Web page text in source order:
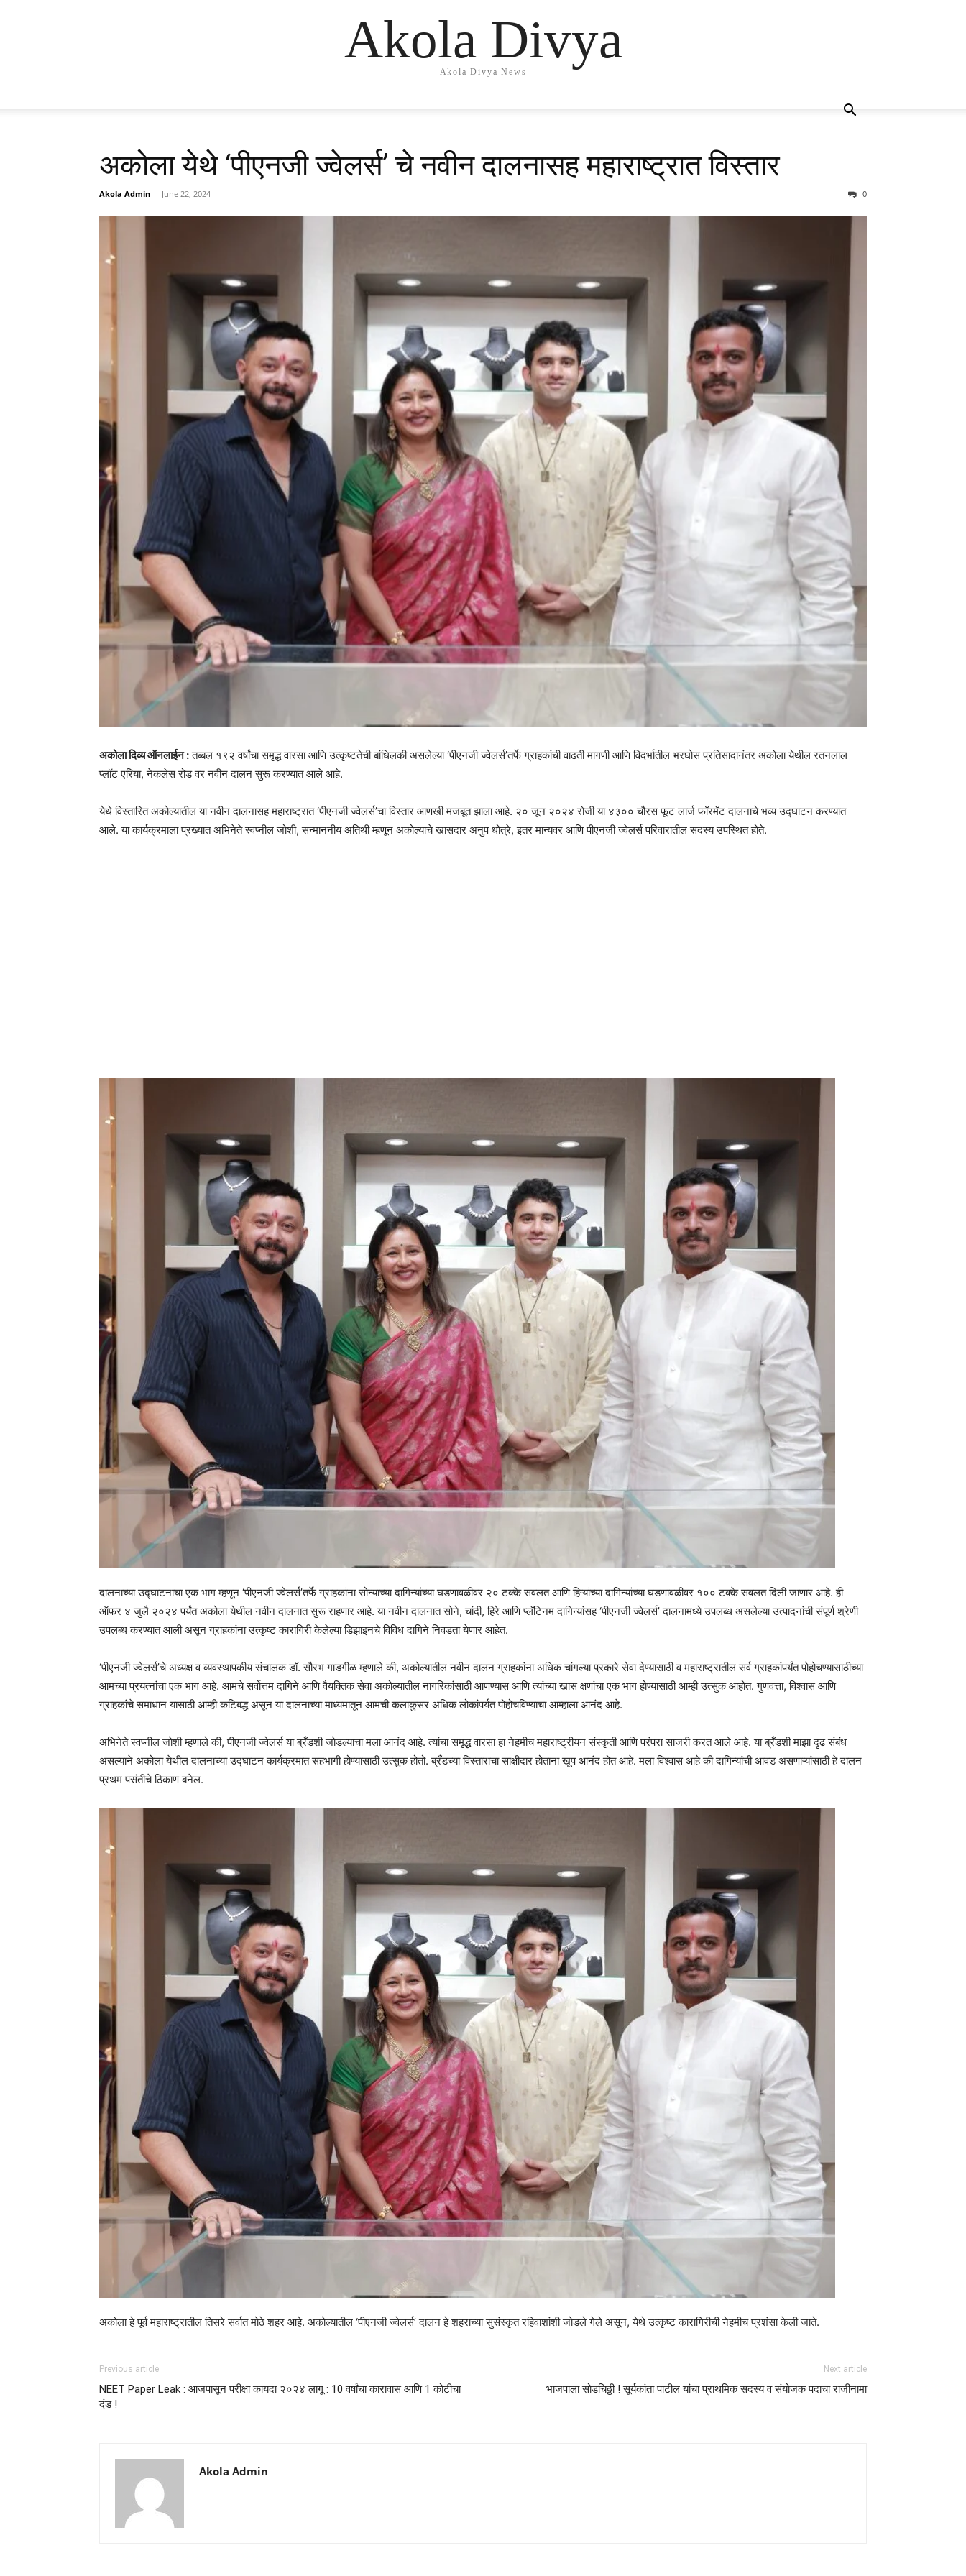
Akola Divya
Akola Divya News
अकोला येथे ‘पीएनजी ज्वेलर्स’ चे नवीन दालनासह महाराष्ट्रात विस्तार
Akola Admin - June 22, 2024 0
अकोला दिव्य ऑनलाईन :तब्बल १९२ वर्षांचा समृद्ध वारसा आणि उत्कृष्टतेची बांधिलकी असलेल्या ‘पीएनजी ज्वेलर्स’तर्फे ग्राहकांची वाढती मागणी आणि विदर्भातील भरघोस प्रतिसादानंतर अकोला येथील रतनलाल
प्लॉट एरिया, नेकलेस रोड वर नवीन दालन सुरू करण्यात आले आहे.
येथे विस्तारित अकोल्यातील या नवीन दालनासह महाराष्ट्रात ‘पीएनजी ज्वेलर्स’चा विस्तार आणखी मजबूत झाला आहे. २० जून २०२४ रोजी या ४३०० चौरस फूट लार्ज फॉरमॅट दालनाचे भव्य उद्घाटन करण्यात
आले. या कार्यक्रमाला प्रख्यात अभिनेते स्वप्नील जोशी, सन्माननीय अतिथी म्हणून अकोल्याचे खासदार अनुप धोत्रे, इतर मान्यवर आणि पीएनजी ज्वेलर्स परिवारातील सदस्य उपस्थित होते.
दालनाच्या उद्घाटनाचा एक भाग म्हणून ‘पीएनजी ज्वेलर्स’तर्फे ग्राहकांना सोन्याच्या दागिन्यांच्या घडणावळीवर २० टक्के सवलत आणि हिऱ्यांच्या दागिन्यांच्या घडणावळीवर १०० टक्के सवलत दिली जाणार आहे. ही
ऑफर ४ जुलै २०२४ पर्यंत अकोला येथील नवीन दालनात सुरू राहणार आहे. या नवीन दालनात सोने, चांदी, हिरे आणि प्लॅटिनम दागिन्यांसह ‘पीएनजी ज्वेलर्स’ दालनामध्ये उपलब्ध असलेल्या उत्पादनांची संपूर्ण श्रेणी
उपलब्ध करण्यात आली असून ग्राहकांना उत्कृष्ट कारागिरी केलेल्या डिझाइनचे विविध दागिने निवडता येणार आहेत.
‘पीएनजी ज्वेलर्स’चे अध्यक्ष व व्यवस्थापकीय संचालक डॉ. सौरभ गाडगीळ म्हणाले की, अकोल्यातील नवीन दालन ग्राहकांना अधिक चांगल्या प्रकारे सेवा देण्यासाठी व महाराष्ट्रातील सर्व ग्राहकांपर्यंत पोहोचण्यासाठीच्या
आमच्या प्रयत्नांचा एक भाग आहे. आमचे सर्वोत्तम दागिने आणि वैयक्तिक सेवा अकोल्यातील नागरिकांसाठी आणण्यास आणि त्यांच्या खास क्षणांचा एक भाग होण्यासाठी आम्ही उत्सुक आहोत. गुणवत्ता, विश्वास आणि
ग्राहकांचे समाधान यासाठी आम्ही कटिबद्ध असून या दालनाच्या माध्यमातून आमची कलाकुसर अधिक लोकांपर्यंत पोहोचविण्याचा आम्हाला आनंद आहे.
अभिनेते स्वप्नील जोशी म्हणाले की, पीएनजी ज्वेलर्स या ब्रँडशी जोडल्याचा मला आनंद आहे. त्यांचा समृद्ध वारसा हा नेहमीच महाराष्ट्रीयन संस्कृती आणि परंपरा साजरी करत आले आहे. या ब्रँडशी माझा दृढ संबंध
असल्याने अकोला येथील दालनाच्या उद्घाटन कार्यक्रमात सहभागी होण्यासाठी उत्सुक होतो. ब्रँडच्या विस्ताराचा साक्षीदार होताना खूप आनंद होत आहे. मला विश्वास आहे की दागिन्यांची आवड असणाऱ्यांसाठी हे दालन
प्रथम पसंतीचे ठिकाण बनेल.
अकोला हे पूर्व महाराष्ट्रातील तिसरे सर्वात मोठे शहर आहे. अकोल्यातील ‘पीएनजी ज्वेलर्स’ दालन हे शहराच्या सुसंस्कृत रहिवाशांशी जोडले गेले असून, येथे उत्कृष्ट कारागिरीची नेहमीच प्रशंसा केली जाते.
Previous article
NEET Paper Leak : आजपासून परीक्षा कायदा २०२४ लागू : 10 वर्षांचा कारावास आणि 1 कोटीचा
दंड !
Next article
भाजपाला सोडचिठ्ठी ! सूर्यकांता पाटील यांचा प्राथमिक सदस्य व संयोजक पदाचा राजीनामा
Akola Admin